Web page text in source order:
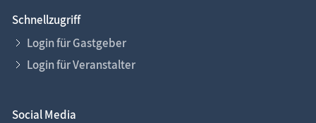
Schnellzugriff
Login für Gastgeber
Login für Veranstalter
Social Media